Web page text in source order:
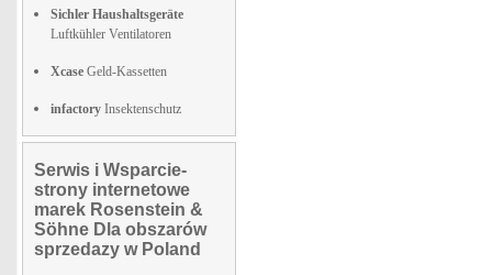
Sichler Haushaltsgeräte
Luftkühler Ventilatoren
Xcase Geld-Kassetten
infactory Insektenschutz
Serwis i Wsparcie-
strony internetowe
marek Rosenstein &
Söhne Dla obszarów
sprzedazy w Poland